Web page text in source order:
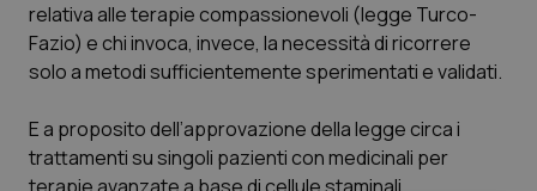
Quotidiano Oncologia
Rene & patologie urogenitali
relativa alle terapie compassionevoli (legge Turco-
Fazio) e chi invoca, invece, la necessità di ricorrere
solo a metodi sufficientemente sperimentati e validati.
E a proposito dell’approvazione della legge circa i
trattamenti su singoli pazienti con medicinali per